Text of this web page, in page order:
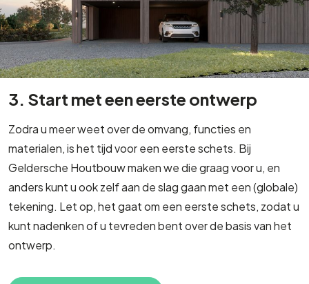
3. Start met een eerste ontwerp
Zodra u meer weet over de omvang, functies en
materialen, is het tijd voor een eerste schets. Bij
Geldersche Houtbouw maken we die graag voor u, en
anders kunt u ook zelf aan de slag gaan met een (globale)
tekening. Let op, het gaat om een eerste schets, zodat u
kunt nadenken of u tevreden bent over de basis van het
ontwerp.